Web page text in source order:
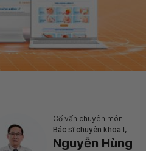
Cố vấn chuyên môn
Bác sĩ chuyên khoa I,
Nguyễn Hùng